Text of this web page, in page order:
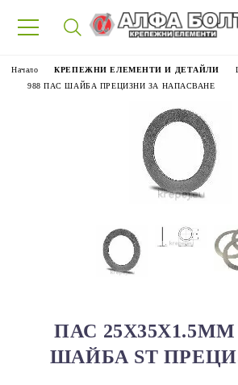
Начало КРЕПЕЖНИ ЕЛЕМЕНТИ И ДЕТАЙЛИ
988 ПАС ШАЙБА ПРЕЦИЗНИ ЗА НАПАСВАНЕ
ПАС 25X35X1.5ММ
ШАЙБА ST